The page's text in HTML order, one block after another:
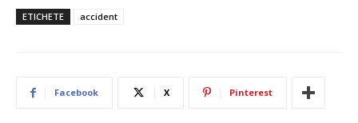
ETICHETE accident
Facebook X Pinterest